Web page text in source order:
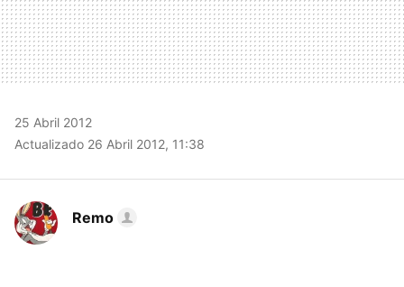
25 Abril 2012
Actualizado 26 Abril 2012, 11:38
Remo